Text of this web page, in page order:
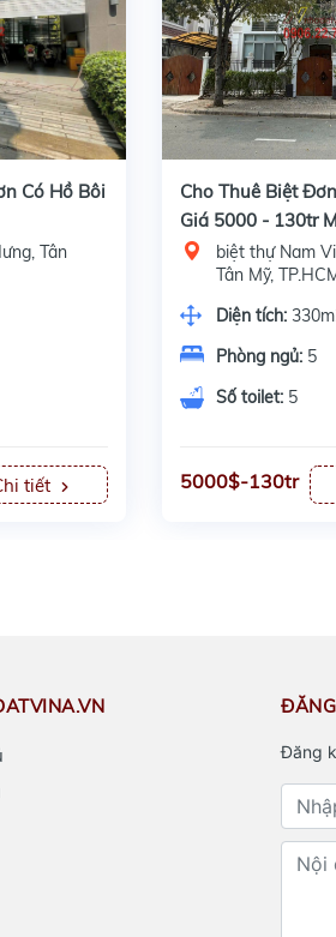
Có Hồ Bôi
Tân
tiết
Cho Thuê Biệt
Giá 5000 - 130tr
17
biệt thự Nam
Tân Mỹ,
Diện tích:
Phòng ngủ: 5
Số toilet: 5
5000$-130tr
Đăng